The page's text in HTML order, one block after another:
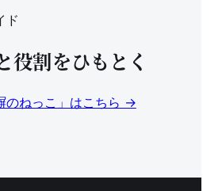
ド
役割をひもとく
のねっこ」はこちら →